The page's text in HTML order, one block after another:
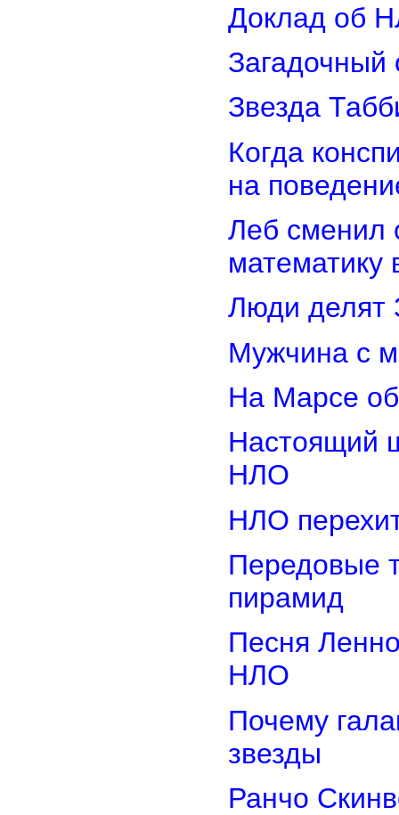
Доклад об
Загадочный
Звезда
Когда
на
Леб сменил
математику
Люди делят
Мужчина с
На Марсе
Настоящий
НЛО
НЛО
Передовые
пирамид
Песня
НЛО
Почему
звезды
Ранчо